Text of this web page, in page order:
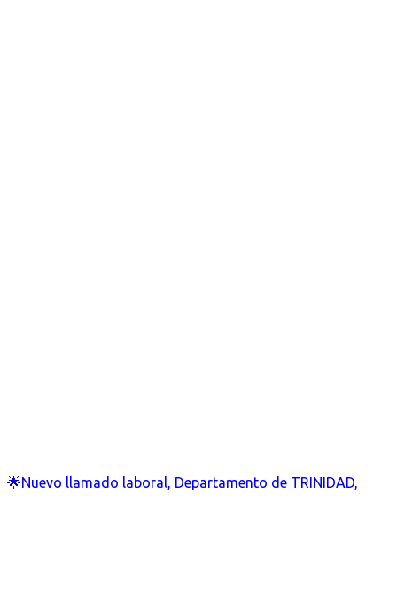
🌟Nuevo llamado laboral, Departamento de TRINIDAD,